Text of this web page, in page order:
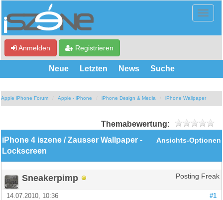
Anmelden Registrieren
Neue Letzten News Suche
Apple iPhone Forum Apple - iPhone iPhone Design & Media iPhone Wallpaper
Themabewertung:
Ansichts-Optionen
iPhone 4 iszene / Zausser Wallpaper -
Lockscreen
Sneakerpimp Posting Freak
#1
14.07.2010, 10:36